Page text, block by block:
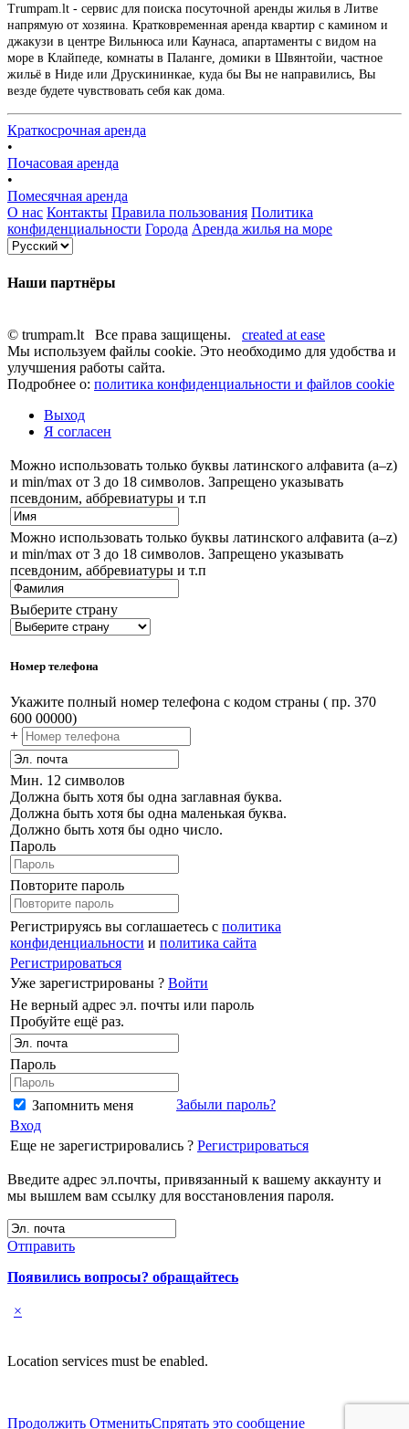
Trumpam.lt - сервис для поиска посуточной аренды жилья в Литве
напрямую от хозяина. Кратковременная аренда квартир с камином и
джакузи в центре Вильнюса или Каунаса, апартаменты с видом на
море в Клайпеде, комнаты в Паланге, домики в Швянтойи, частное
жильё в Ниде или Друскининкае, куда бы Вы не направились, Вы
везде будете чувствовать себя как дома.
Краткосрочная аренда
•
Почасовая аренда
•
Помесячная аренда
О нас Контакты Правила пользования Политика
конфиденциальности Города Аренда жилья на море
Наши партнёры
© trumpam.lt Все права защищены. created at ease
Мы используем файлы cookie. Это необходимо для удобства и
улучшения работы сайта.
Подробнее о: политика конфиденциальности и файлов cookie
Выход
Я согласен
Можно использовать только буквы латинского алфавита (a–z)
и min/max от 3 до 18 символов. Запрещено указывать
псевдоним, аббревиатуры и т.п
Можно использовать только буквы латинского алфавита (a–z)
и min/max от 3 до 18 символов. Запрещено указывать
псевдоним, аббревиатуры и т.п
Выберите страну
Номер телефона
Укажите полный номер телефона с кодом страны ( пр. 370
600 00000)
+
Мин. 12 символов
Должна быть хотя бы одна заглавная буква.
Должна быть хотя бы одна маленькая буква.
Должно быть хотя бы одно число.
Пароль
Повторите пароль
Регистрируясь вы соглашаетесь с политика
конфиденциальности и политика сайта
Регистрироваться
Уже зарегистрированы ? Войти
Не верный адрес эл. почты или пароль
Пробуйте ещё раз.
Пароль
Запомнить меня
Забыли пароль?
Вход
Еще не зарегистрировались ? Регистрироваться
Введите адрес эл.почты, привязанный к вашему аккаунту и
мы вышлем вам ссылку для восстановления пароля.
Отправить
Появились вопросы? обращайтесь
×
Location services must be enabled.
Продолжить ОтменитьСпрятать это сообщение